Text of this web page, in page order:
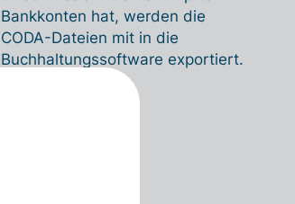
Bankkonten hat, werden die
CODA-Dateien mit in die
Buchhaltungssoftware exportiert.